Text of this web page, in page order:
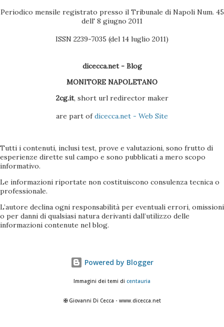
Periodico mensile registrato presso il Tribunale di Napoli Num. 45
dell' 8 giugno 2011
ISSN 2239-7035 (del 14 luglio 2011)
dicecca.net - Blog
MONITORE NAPOLETANO
2cg.it, short url redirector maker
are part ofdicecca.net - Web Site
Tutti i contenuti, inclusi test, prove e valutazioni, sono frutto di
esperienze dirette sul campo e sono pubblicati a mero scopo
informativo.
Le informazioni riportate non costituiscono consulenza tecnica o
professionale.
L’autore declina ogni responsabilità per eventuali errori, omissioni
o per danni di qualsiasi natura derivanti dall’utilizzo delle
informazioni contenute nel blog.
Powered by Blogger
Immagini dei temi di centauria
✠ Giovanni Di Cecca - www.dicecca.net